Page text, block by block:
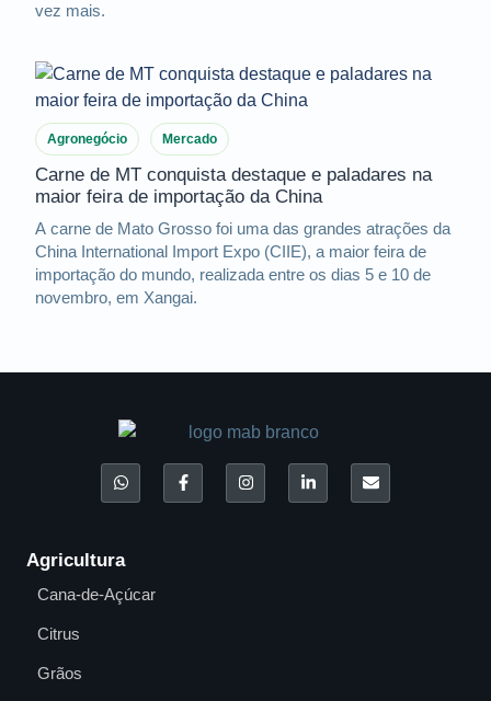
vez mais.
Agronegócio Mercado
Carne de MT conquista destaque e paladares na
maior feira de importação da China
A carne de Mato Grosso foi uma das grandes atrações da
China International Import Expo (CIIE), a maior feira de
importação do mundo, realizada entre os dias 5 e 10 de
novembro, em Xangai.
Agricultura
Cana-de-Açúcar
Citrus
Grãos